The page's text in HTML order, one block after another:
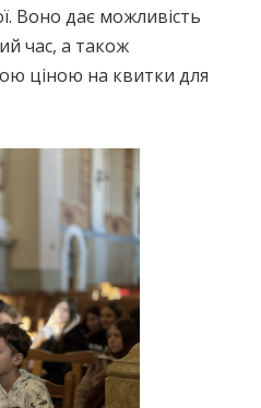
Воно дає можливість
час, а також
ціною на квитки для